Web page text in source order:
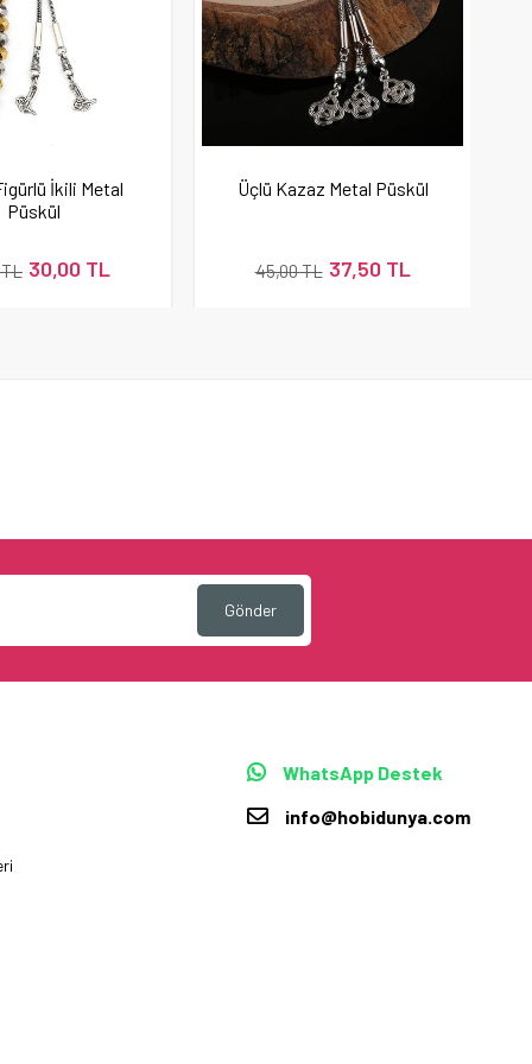
İkili Metal
Püskül
30,00 TL
Üçlü Kazaz Metal Püskül
37,50 TL
45,00 TL
Gönder
WhatsApp Destek
info@hobidunya.com